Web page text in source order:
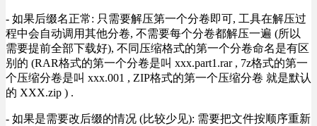
- 如果后缀名正常: 只需要解压第一个分卷即可, 工具在解压过
程中会自动调用其他分卷, 不需要每个分卷都解压一遍 (所以
需要提前全部下载好), 不同压缩格式的第一个分卷命名是有区
别的 (RAR格式的第一个分卷是叫 xxx.part1.rar , 7z格式的第一
个压缩分卷是叫 xxx.001 , ZIP格式的第一个压缩分卷 就是默认
的 XXX.zip ) .
- 如果是需要改后缀的情况 (比较少见): 需要把文件按顺序重新